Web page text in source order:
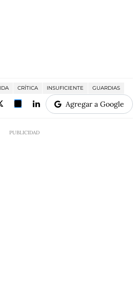
CRÍTICA INSUFICIENTE GUARDIAS
Agregar a Google